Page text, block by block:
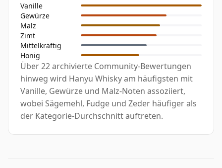
Vanille
Gewürze
Malz
Zimt
Mittelkräftig
Honig
Über 22 archivierte Community-Bewertungen
hinweg wird Hanyu Whisky am häufigsten mit
Vanille, Gewürze und Malz-Noten assoziiert,
wobei Sägemehl, Fudge und Zeder häufiger als
der Kategorie-Durchschnitt auftreten.